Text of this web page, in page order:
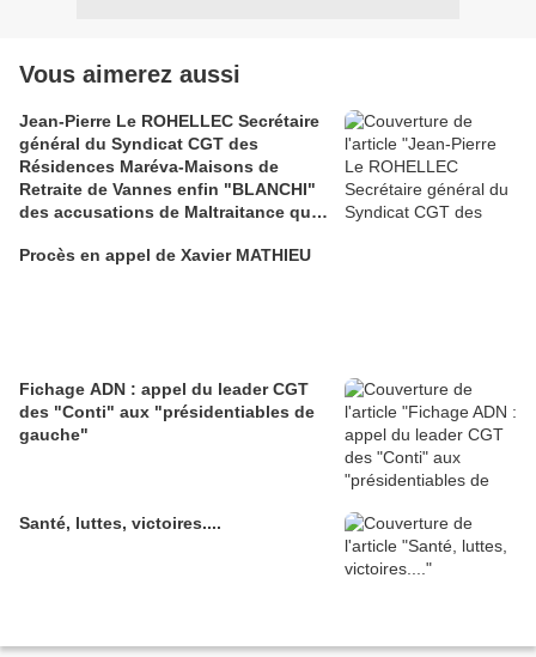
Vous aimerez aussi
Jean-Pierre Le ROHELLEC Secrétaire
général du Syndicat CGT des
Résidences Maréva-Maisons de
Retraite de Vannes enfin "BLANCHI"
des accusations de Maltraitance qui
Procès en appel de Xavier MATHIEU
Fichage ADN : appel du leader CGT
des "Conti" aux "présidentiables de
gauche"
Santé, luttes, victoires....